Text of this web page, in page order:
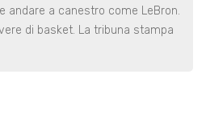
andare a canestro come LeBron.
di basket. La tribuna stampa